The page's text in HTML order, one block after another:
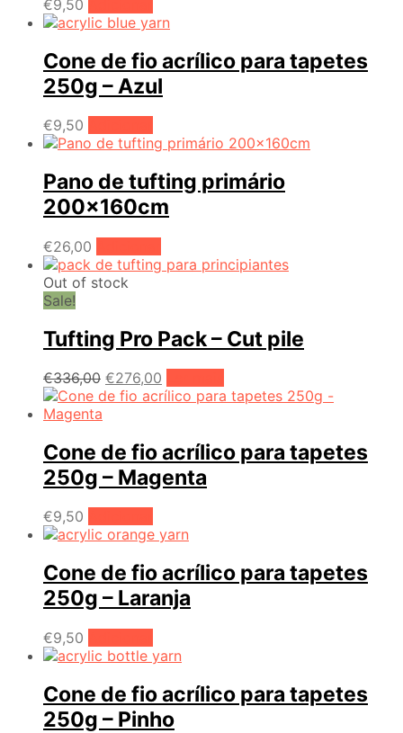
€9,50
Cone de fio acrílico para tapetes
250g – Azul
€9,50
Pano de tufting primário
200x160cm
€26,00
Out of stock
Sale!
Tufting Pro Pack – Cut pile
€336,00 O
preço
€336,00.
€276,00
preço
€276,00.
Cone de fio acrílico para tapetes
250g – Magenta
€9,50
Cone de fio acrílico para tapetes
250g – Laranja
€9,50
Cone de fio acrílico para tapetes
250g – Pinho